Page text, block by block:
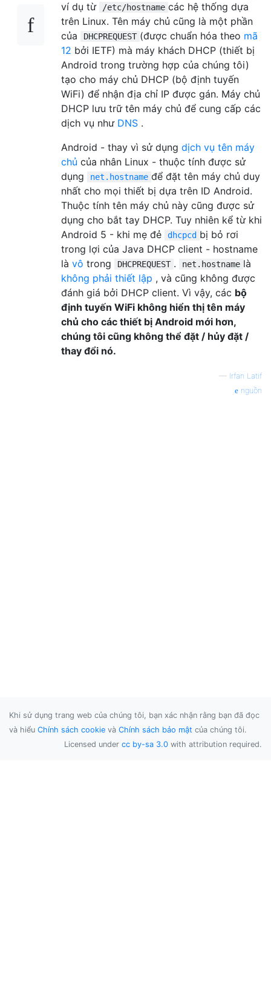
ví dụ từ
/etc/hostname các hệ thống dựa
trên Linux. Tên máy chủ cũng là một phần
của
DHCPREQUEST (được chuẩn hóa theo mã
12 bởi IETF) mà máy khách DHCP (thiết bị
Android trong trường hợp của chúng tôi)
tạo cho máy chủ DHCP (bộ định tuyến
WiFi) để nhận địa chỉ IP được gán. Máy chủ
DHCP lưu trữ tên máy chủ để cung cấp các
dịch vụ như DNS .
Android - thay vì sử dụng dịch vụ tên máy
chủ của nhân Linux - thuộc tính được sử
dụng
net.hostname để đặt tên máy chủ duy
nhất cho mọi thiết bị dựa trên ID Android.
Thuộc tính tên máy chủ này cũng được sử
dụng cho bắt tay DHCP. Tuy nhiên kể từ khi
Android 5 - khi mẹ đẻ
dhcpcd bị bỏ rơi
trong lợi của Java DHCP client - hostname
là vô trong DHCPREQUEST . net.hostname là
không phải thiết lập , và cũng không được
đánh giá bởi DHCP client. Vì vậy, các bộ
định tuyến WiFi không hiển thị tên máy
chủ cho các thiết bị Android mới hơn,
chúng tôi cũng không thể đặt / hủy đặt /
thay đổi nó.
— Irfan Latif
nguồn
Khi sử dụng trang web của chúng tôi, bạn xác nhận rằng bạn đã đọc
và hiểu Chính sách cookie và Chính sách bảo mật của chúng tôi.
Licensed under cc by-sa 3.0 with attribution required.